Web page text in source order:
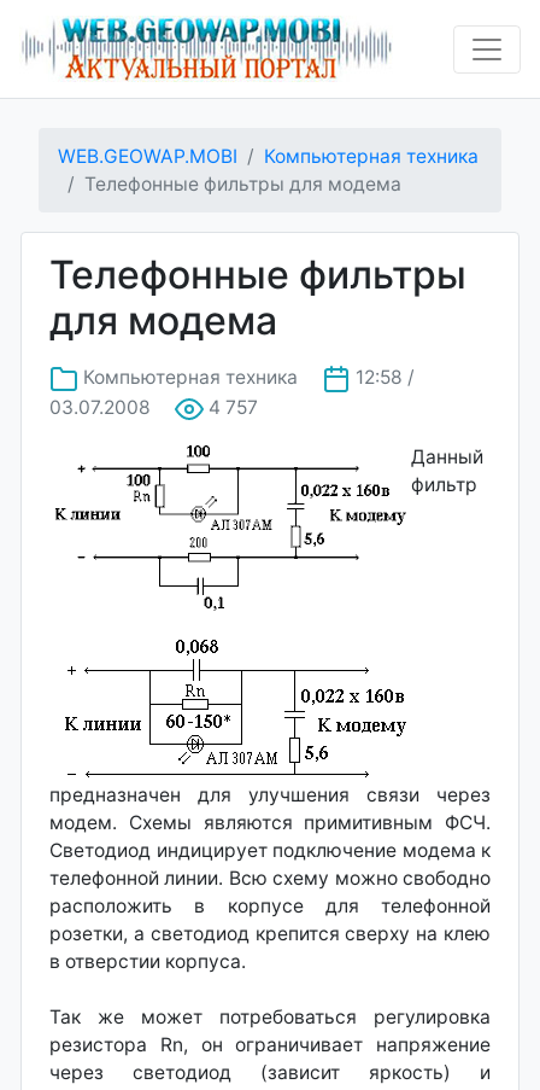
WEB.GEOWAP.MOBI
Компьютерная техника
Телефонные фильтры для модема
Телефонные фильтры
для модема
Компьютерная техника
12:58 /
03.07.2008
4 757
Данный
фильтр
предназначен для улучшения связи через
модем. Схемы являются примитивным ФСЧ.
Светодиод индицирует подключение модема к
телефонной линии. Всю схему можно свободно
расположить в корпусе для телефонной
розетки, а светодиод крепится сверху на клею
в отверстии корпуса.
Так же может потребоваться регулировка
резистора Rn, он ограничивает напряжение
через светодиод (зависит яркость) и